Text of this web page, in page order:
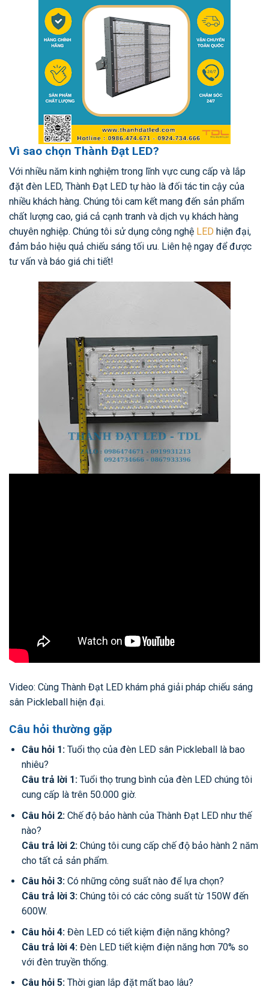
Vì sao chọn Thành Đạt LED?
Với nhiều năm kinh nghiệm trong lĩnh vực cung cấp và lắp
đặt đèn LED, Thành Đạt LED tự hào là đối tác tin cậy của
nhiều khách hàng. Chúng tôi cam kết mang đến sản phẩm
chất lượng cao, giá cả cạnh tranh và dịch vụ khách hàng
chuyên nghiệp. Chúng tôi sử dụng công nghệ LED hiện đại,
đảm bảo hiệu quả chiếu sáng tối ưu. Liên hệ ngay để được
tư vấn và báo giá chi tiết!
Video: Cùng Thành Đạt LED khám phá giải pháp chiếu sáng
sân Pickleball hiện đại.
Câu hỏi thường gặp
Câu hỏi 1:Tuổi thọ của đèn LED sân Pickleball là bao
nhiêu?
Câu trả lời 1:Tuổi thọ trung bình của đèn LED chúng tôi
cung cấp là trên 50.000 giờ.
Câu hỏi 2:Chế độ bảo hành của Thành Đạt LED như thế
nào?
Câu trả lời 2:Chúng tôi cung cấp chế độ bảo hành 2 năm
cho tất cả sản phẩm.
Câu hỏi 3:Có những công suất nào để lựa chọn?
Câu trả lời 3:Chúng tôi có các công suất từ 150W đến
600W.
Câu hỏi 4:Đèn LED có tiết kiệm điện năng không?
Câu trả lời 4:Đèn LED tiết kiệm điện năng hơn 70% so
với đèn truyền thống.
Câu hỏi 5:Thời gian lắp đặt mất bao lâu?